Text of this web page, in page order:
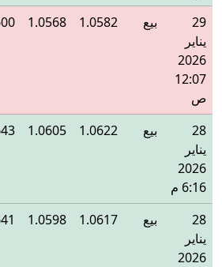
29
يناير
2026
12:07
ص
بيع 1.0582
1.0568
28
يناير
2026
6:16 م
بيع 1.0622
1.0605
28
يناير
2026
بيع 1.0617
1.0598